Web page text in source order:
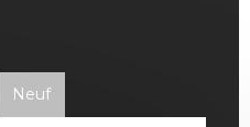
Neuf